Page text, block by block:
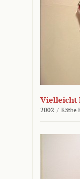
Vielleicht
2002 / Käthe